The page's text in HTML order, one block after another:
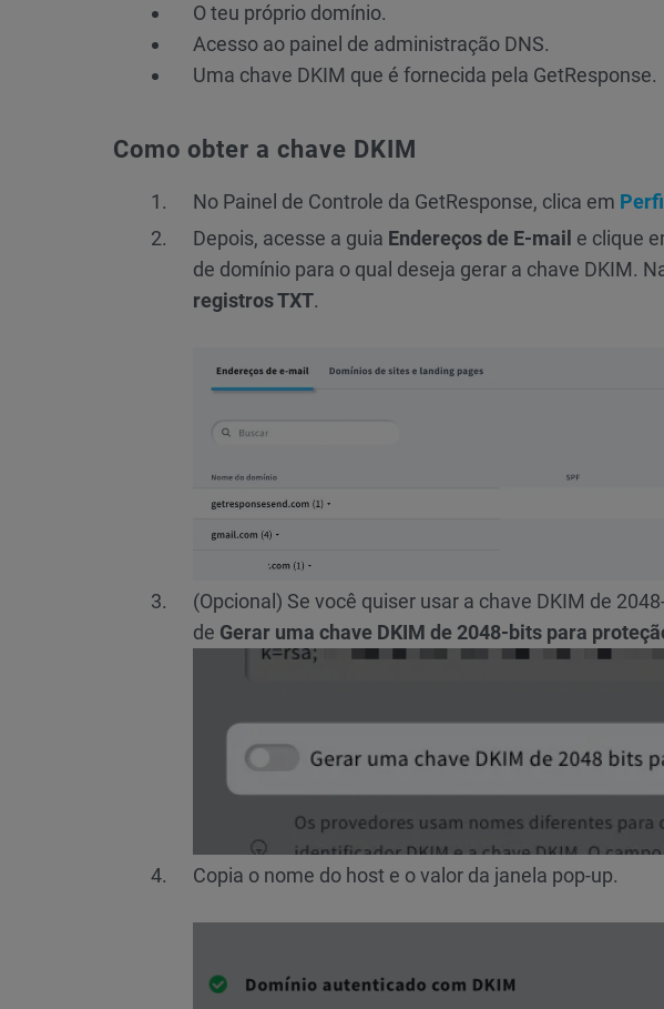
O teu próprio domínio.
Acesso ao painel de administração DNS.
Uma chave DKIM que é fornecida pela GetResponse.
Como obter a chave DKIM
No Painel de Controle da GetResponse, clica em
Depois, acesse a guia Endereços de E-mail e clique
de domínio para o qual deseja gerar a chave DKIM.
registros TXT.
(Opcional) Se você quiser usar a chave DKIM de
de Gerar uma chave DKIM de 2048-bits para
Copia o nome do host e o valor da janela pop-up.